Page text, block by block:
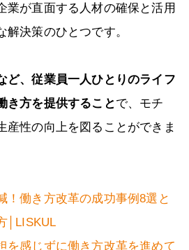
業が直面する人材の確保と活用
決策のひとつです。
ど、従業員一人ひとりのライフ
き方を提供することで、モチ
産性の向上を図ることができま
！働き方改革の成功事例8選と
│LISKUL
を感じずに働き方改革を進めて